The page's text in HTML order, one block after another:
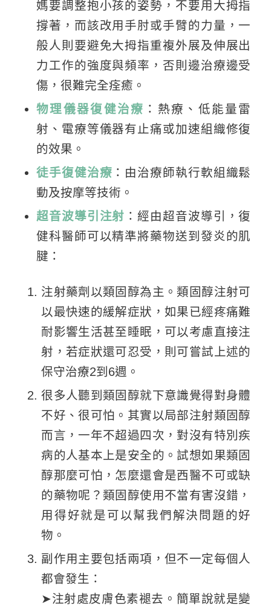
媽要調整抱小孩的姿勢，不要用大拇指
撐著，而該改用手肘或手臂的力量，一
般人則要避免大拇指重複外展及伸展出
力工作的強度與頻率，否則邊治療邊受
傷，很難完全痊癒。
物理儀器復健治療 ：熱療、低能量雷
射、電療等儀器有止痛或加速組織修復
的效果。
徒手復健治療 ：由治療師執行軟組織鬆
動及按摩等技術。
超音波導引注射 ：經由超音波導引，復
健科醫師可以精準將藥物送到發炎的肌
腱：
注射藥劑以類固醇為主。類固醇注射可
以最快速的緩解症狀，如果已經疼痛難
耐影響生活甚至睡眠，可以考慮直接注
射，若症狀還可忍受，則可嘗試上述的
保守治療2到6週。
很多人聽到類固醇就下意識覺得對身體
不好、很可怕。其實以局部注射類固醇
而言，一年不超過四次，對沒有特別疾
病的人基本上是安全的。試想如果類固
醇那麼可怕，怎麼還會是西醫不可或缺
的藥物呢？類固醇使用不當有害沒錯，
用得好就是可以幫我們解決問題的好
物。
副作用主要包括兩項，但不一定每個人
都會發生：
➤注射處皮膚色素褪去。簡單說就是變